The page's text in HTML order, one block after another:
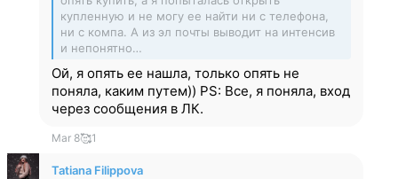
купленную и не могу ее найти ни с телефона,
ни с компа. А из эл почты выводит на интенсив
и непонятно…
Ой, я опять ее нашла, только опять не
поняла, каким путем)) PS: Все, я поняла, вход
через сообщения в ЛК.
Mar 8🥰1
Tatiana Filippova